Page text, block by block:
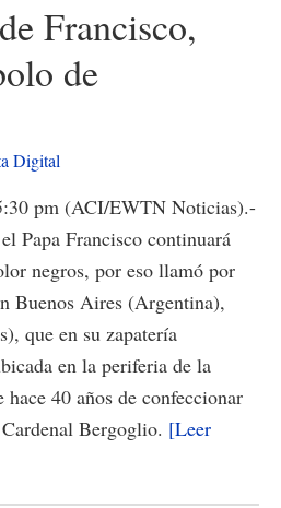
Francisco,
de
Digital
pm (ACI/EWTN Noticias).-
Papa Francisco continuará
negros, por eso llamó por
Buenos Aires (Argentina),
que en su zapatería
en la periferia de la
hace 40 años de confeccionar
Bergoglio. [Leer